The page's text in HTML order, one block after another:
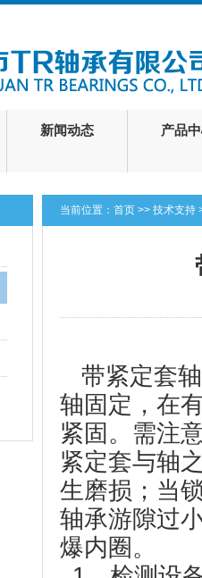
新闻动态 产品
当前位置： 首页 >> 技术支持
带紧定套
轴固定，在
紧固。需注
紧定套与轴
生磨损；当
轴承游隙过
爆内圈。